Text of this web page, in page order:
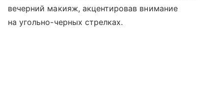
вечерний макияж, акцентировав внимание
на угольно-черных стрелках.